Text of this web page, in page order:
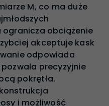
M, co ma duże
ogranicza obciążenie
akceptuje kask
odpowiada
precyzyjnie
pokrętła.
i możliwość